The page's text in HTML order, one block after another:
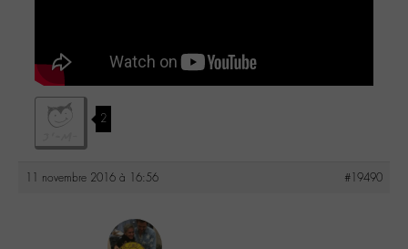
2
11 novembre 2016 à 16:56 #19490